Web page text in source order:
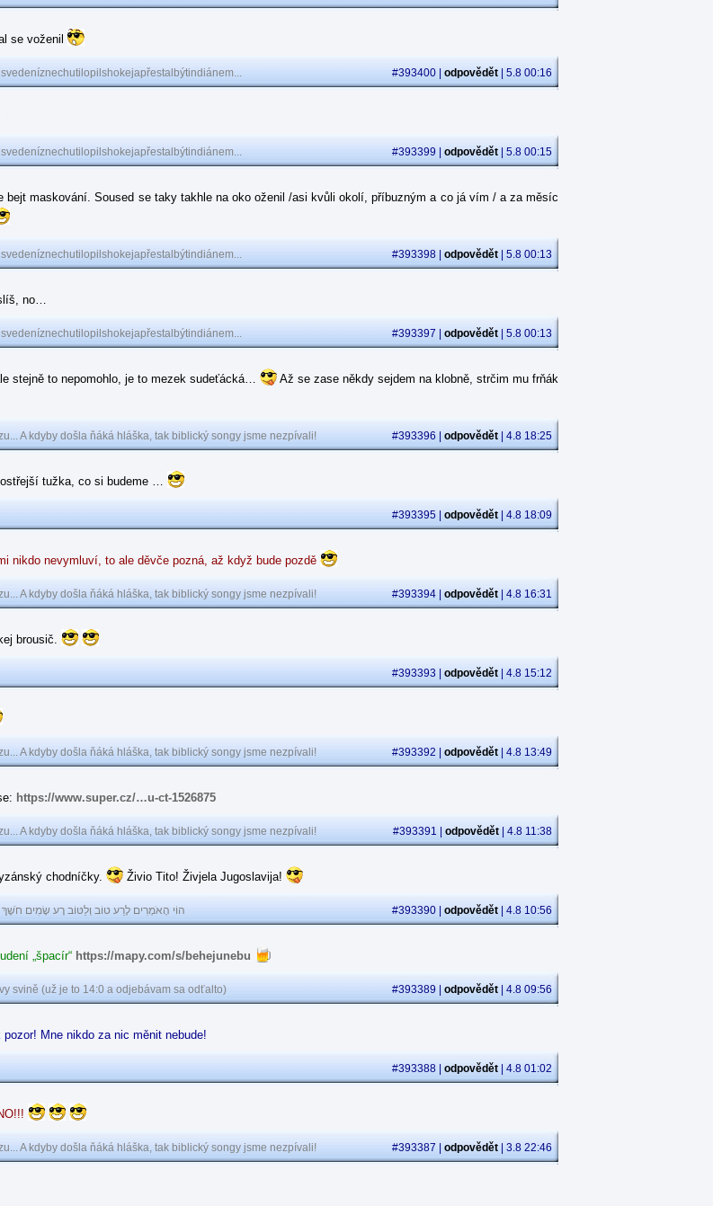
se voženil
#393400 | odpovědět | 5.8 00:16
#393399 | odpovědět | 5.8 00:15
bejt maskování. Soused se taky takhle na oko oženil /asi kvůli okolí, příbuzným a co já vím / a za měsíc
#393398 | odpovědět | 5.8 00:13
no…
#393397 | odpovědět | 5.8 00:13
stejně to nepomohlo, je to mezek sudeťácká…
Až se zase někdy sejdem na klobně, strčim mu frňák
A kdyby došla ňáká hláška, tak biblický songy jsme nezpívali! #393396 | odpovědět | 4.8 18:25
tužka, co si budeme …
#393395 | odpovědět | 4.8 18:09
nikdo nevymluví, to ale děvče pozná, až když bude pozdě
A kdyby došla ňáká hláška, tak biblický songy jsme nezpívali! #393394 | odpovědět | 4.8 16:31
brousič.
#393393 | odpovědět | 4.8 15:12
A kdyby došla ňáká hláška, tak biblický songy jsme nezpívali! #393392 | odpovědět | 4.8 13:49
https://www.super.cz/…u-ct-1526875
A kdyby došla ňáká hláška, tak biblický songy jsme nezpívali! #393391 | odpovědět | 4.8 11:38
chodníčky. Živio Tito! Živjela Jugoslavija!
הוֹי הָאֹמְרִים לָרַע טוֹב וְלַטּוֹב רָע שָׂמִים חֹשֶׁךְ #393390 | odpovědět | 4.8 10:56
„špacír“ https://mapy.com/s/behejunebu
svině (už je to 14:0 a odjebávam sa odťalto) #393389 | odpovědět | 4.8 09:56
pozor! Mne nikdo za nic měnit nebude!
#393388 | odpovědět | 4.8 01:02
A kdyby došla ňáká hláška, tak biblický songy jsme nezpívali! #393387 | odpovědět | 3.8 22:46